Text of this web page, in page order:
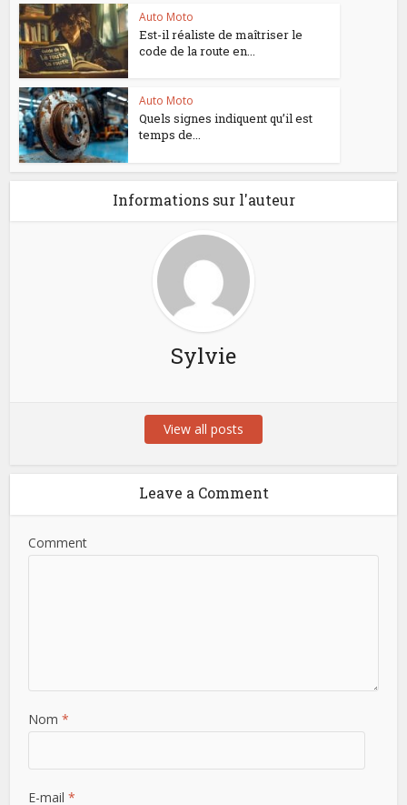
Auto Moto
Est-il réaliste de maîtriser le
code de la route en...
Auto Moto
Quels signes indiquent qu’il est
temps de...
Informations sur l'auteur
Sylvie
View all posts
Leave a Comment
Comment
Nom*
E-mail*